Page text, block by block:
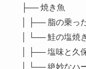
├── 焼き魚
│ ├── 脂の乗っ
│ └── 鮭の塩焼
│ ├── 塩味と久
│ └── 絶妙なハ